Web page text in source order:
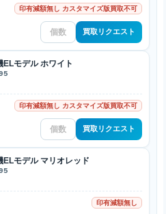
印有減額無し カスタマイズ版買取不可
買取リクエスト
モデル ホワイト
印有減額無し カスタマイズ版買取不可
買取リクエスト
モデル マリオレッド
印有減額無し